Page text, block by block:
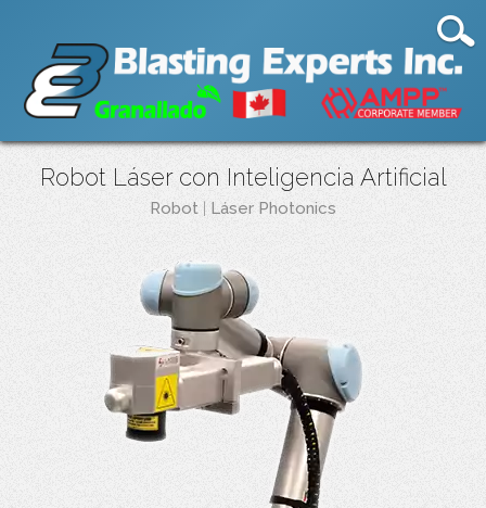
Robot Láser con Inteligencia Artificial
Robot | Láser Photonics